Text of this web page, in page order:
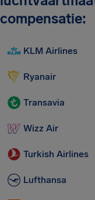
compensatie:
KLM Airlines
Ryanair
Transavia
Wizz Air
Turkish Airlines
Lufthansa